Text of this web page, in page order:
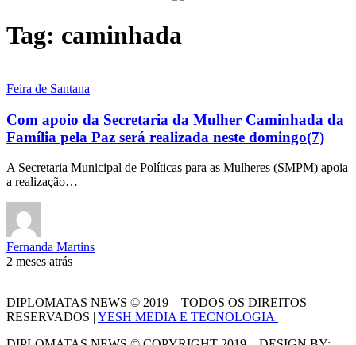
Tag: caminhada
Feira de Santana
Com apoio da Secretaria da Mulher Caminhada da
Família pela Paz será realizada neste domingo(7)
A Secretaria Municipal de Políticas para as Mulheres (SMPM) apoia
a realização…
Fernanda Martins
2 meses atrás
DIPLOMATAS NEWS © 2019 – TODOS OS DIREITOS
RESERVADOS | YESH MEDIA E TECNOLOGIA